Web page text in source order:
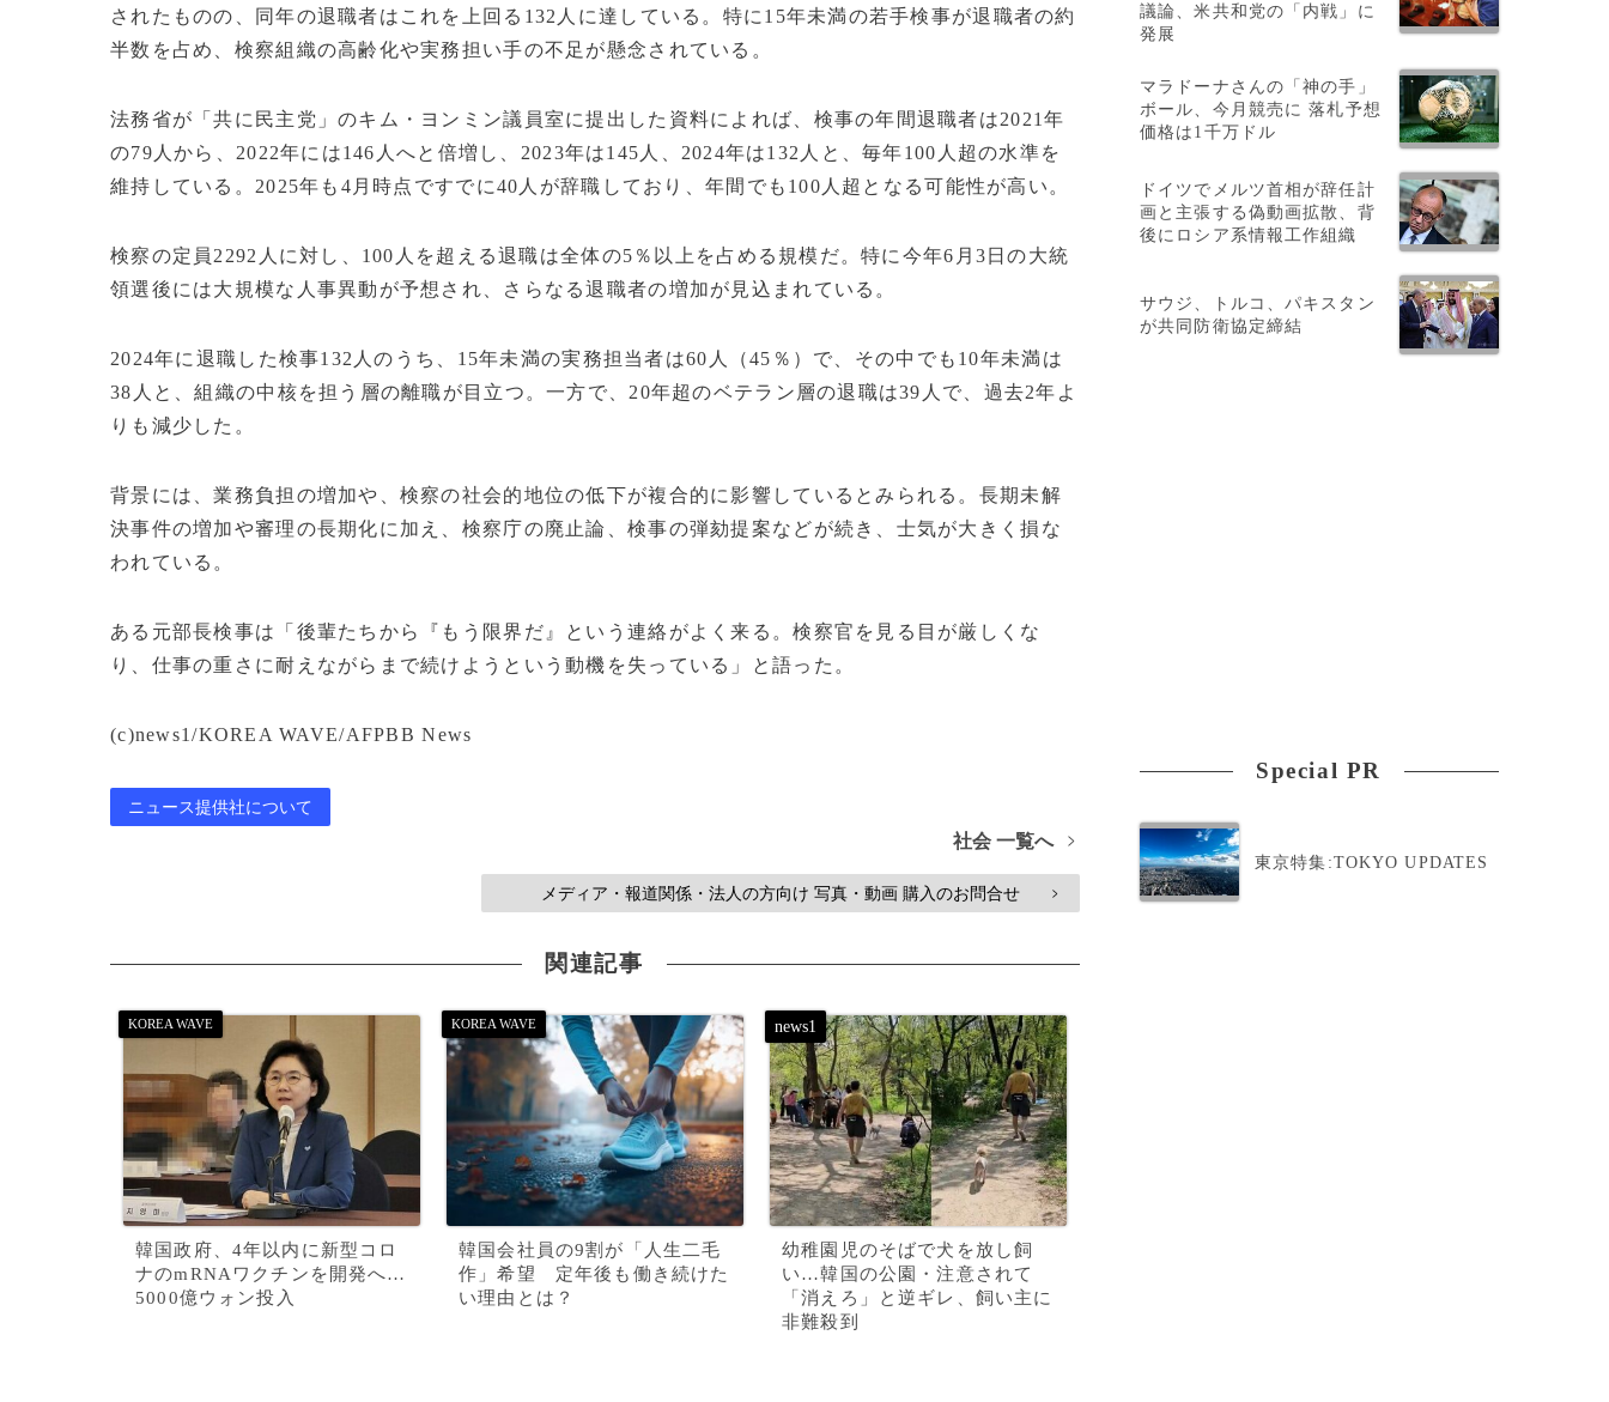
されたものの、同年の退職者はこれを上回る132人に達している。特に15年未満の若手検事が退職者の約
半数を占め、検察組織の高齢化や実務担い手の不足が懸念されている。
法務省が「共に民主党」のキム・ヨンミン議員室に提出した資料によれば、検事の年間退職者は2021年
の79人から、2022年には146人へと倍増し、2023年は145人、2024年は132人と、毎年100人超の水準を
維持している。2025年も4月時点ですでに40人が辞職しており、年間でも100人超となる可能性が高い。
検察の定員2292人に対し、100人を超える退職は全体の5％以上を占める規模だ。特に今年6月3日の大統
領選後には大規模な人事異動が予想され、さらなる退職者の増加が見込まれている。
2024年に退職した検事132人のうち、15年未満の実務担当者は60人（45％）で、その中でも10年未満は
38人と、組織の中核を担う層の離職が目立つ。一方で、20年超のベテラン層の退職は39人で、過去2年よ
りも減少した。
背景には、業務負担の増加や、検察の社会的地位の低下が複合的に影響しているとみられる。長期未解
決事件の増加や審理の長期化に加え、検察庁の廃止論、検事の弾劾提案などが続き、士気が大きく損な
われている。
ある元部長検事は「後輩たちから『もう限界だ』という連絡がよく来る。検察官を見る目が厳しくな
り、仕事の重さに耐えながらまで続けようという動機を失っている」と語った。
(c)news1/KOREA WAVE/AFPBB News
ニュース提供社について
社会 一覧へ >
メディア・報道関係・法人の方向け 写真・動画 購入のお問合せ >
関連記事
韓国政府、4年以内に新型コロ
ナのmRNAワクチンを開発へ…
5000億ウォン投入
韓国会社員の9割が「人生二毛
作」希望 定年後も働き続けた
い理由とは？
幼稚園児のそばで犬を放し飼
い…韓国の公園・注意されて
「消えろ」と逆ギレ、飼い主に
非難殺到
議論、米共和党の「内戦」に
発展
マラドーナさんの「神の手」
ボール、今月競売に 落札予想
価格は1千万ドル
ドイツでメルツ首相が辞任計
画と主張する偽動画拡散、背
後にロシア系情報工作組織
サウジ、トルコ、パキスタン
が共同防衛協定締結
Special PR
東京特集:TOKYO UPDATES